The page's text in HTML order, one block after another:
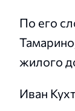
По его
жилого
Иван